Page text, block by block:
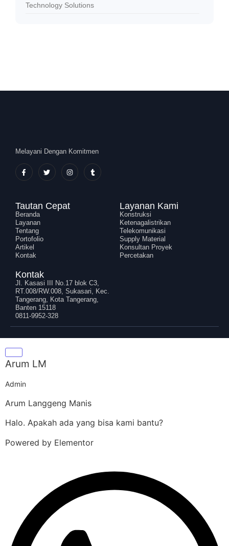
Technology Solutions
Melayani Dengan Komitmen
Tautan Cepat
Beranda
Layanan
Tentang
Portofolio
Artikel
Kontak
Layanan Kami
Konstruksi
Ketenagalistrikan
Telekomunikasi
Supply Material
Konsultan Proyek
Percetakan
Kontak
Jl. Kasasi III No.17 blok C3,
RT.008/RW.008, Sukasari, Kec.
Tangerang, Kota Tangerang,
Banten 15118
0811-9952-328
Arum LM
Admin
Arum Langgeng Manis
Halo. Apakah ada yang bisa kami bantu?
Powered by Elementor